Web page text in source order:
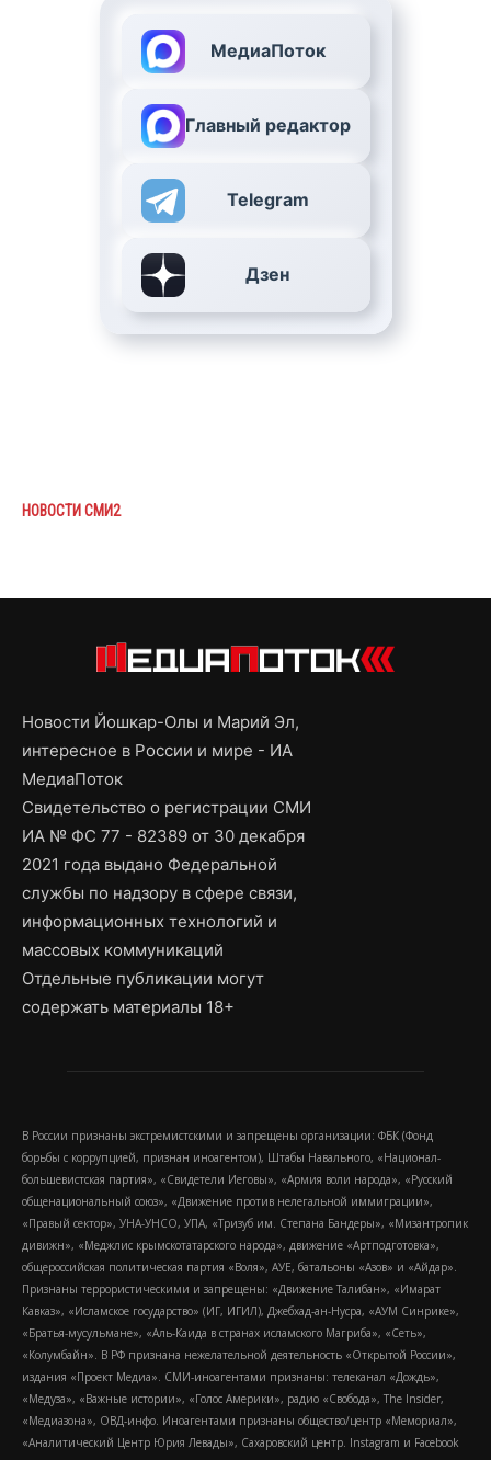
МедиаПоток
Главный редактор
Telegram
Дзен
НОВОСТИ СМИ2
Новости Йошкар-Олы и Марий Эл,
интересное в России и мире - ИА
МедиаПоток
Свидетельство о регистрации СМИ
ИА № ФС 77 - 82389 от 30 декабря
2021 года выдано Федеральной
службы по надзору в сфере связи,
информационных технологий и
массовых коммуникаций
Отдельные публикации могут
содержать материалы 18+
В России признаны экстремистскими и запрещены организации: ФБК (Фонд
борьбы с коррупцией, признан иноагентом), Штабы Навального, «Национал-
большевистская партия», «Свидетели Иеговы», «Армия воли народа», «Русский
общенациональный союз», «Движение против нелегальной иммиграции»,
«Правый сектор», УНА-УНСО, УПА, «Тризуб им. Степана Бандеры», «Мизантропик
дивижн», «Меджлис крымскотатарского народа», движение «Артподготовка»,
общероссийская политическая партия «Воля», АУЕ, батальоны «Азов» и «Айдар».
Признаны террористическими и запрещены: «Движение Талибан», «Имарат
Кавказ», «Исламское государство» (ИГ, ИГИЛ), Джебхад-ан-Нусра, «АУМ Синрике»,
«Братья-мусульмане», «Аль-Каида в странах исламского Магриба», «Сеть»,
«Колумбайн». В РФ признана нежелательной деятельность «Открытой России»,
издания «Проект Медиа». СМИ-иноагентами признаны: телеканал «Дождь»,
«Медуза», «Важные истории», «Голос Америки», радио «Свобода», The Insider,
«Медиазона», ОВД-инфо. Иноагентами признаны общество/центр «Мемориал»,
«Аналитический Центр Юрия Левады», Сахаровский центр. Instagram и Facebook